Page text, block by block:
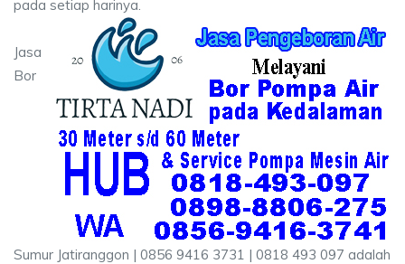
pada setiap harinya.
Jasa
Bor
Sumur Jatiranggon | 0856 9416 3731 | 0818 493 097 adalah